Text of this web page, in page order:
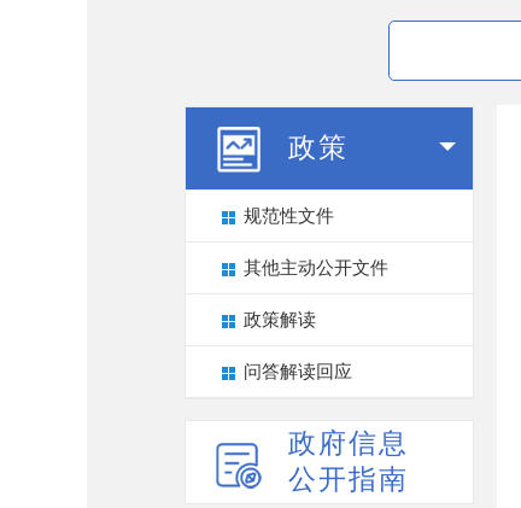
政策
规范性文件
其他主动公开文件
政策解读
问答解读回应
政府信息
公开指南